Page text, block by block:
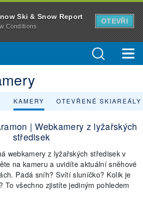
Ski & Snow Report
Conditions
OTEVŘI
KAMERY OTEVŘENÉ SKIAREÁLY
| Webkamery z lyžařských
středisek
webkamery z lyžařských středisek v
na kameru a uvidíte aktuální sněhové
Padá sníh? Svítí sluníčko? Kolik je
To všechno zjistíte jediným pohledem